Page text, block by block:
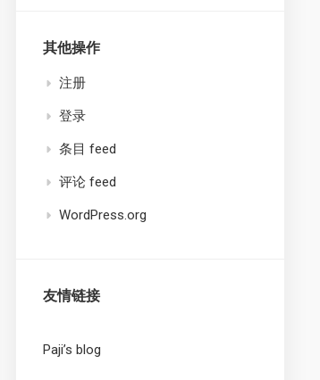
其他操作
注册
登录
条目 feed
评论 feed
WordPress.org
友情链接
Paji’s blog